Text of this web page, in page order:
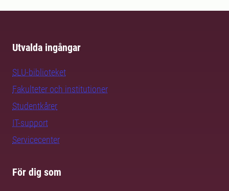
Utvalda ingångar
SLU-biblioteket
Fakulteter och institutioner
Studentkårer
IT-support
Servicecenter
För dig som